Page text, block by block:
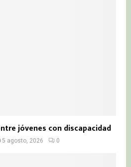
jóvenes con discapacidad
5 agosto, 2026 0